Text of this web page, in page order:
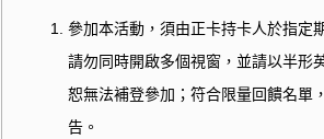
參加本活動，須由正卡持卡人於指定
請勿同時開啟多個視窗，並請以半形
恕無法補登參加；符合限量回饋名單
告。